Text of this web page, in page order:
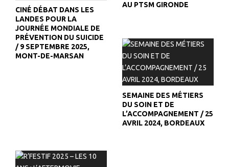
CINÉ DÉBAT DANS LES
LANDES POUR LA
JOURNÉE MONDIALE DE
PRÉVENTION DU SUICIDE
/ 9 SEPTEMBRE 2025,
MONT-DE-MARSAN
AU PTSM GIRONDE
SEMAINE DES MÉTIERS
DU SOIN ET DE
L’ACCOMPAGNEMENT / 25
AVRIL 2024, BORDEAUX